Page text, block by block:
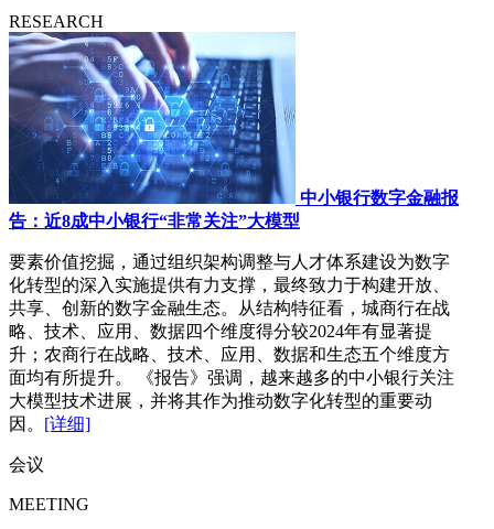
RESEARCH
中小银行数字金融报
告：近8成中小银行“非常关注”大模型
要素价值挖掘，通过组织架构调整与人才体系建设为数字
化转型的深入实施提供有力支撑，最终致力于构建开放、
共享、创新的数字金融生态。从结构特征看，城商行在战
略、技术、应用、数据四个维度得分较2024年有显著提
升；农商行在战略、技术、应用、数据和生态五个维度方
面均有所提升。 《报告》强调，越来越多的中小银行关注
大模型技术进展，并将其作为推动数字化转型的重要动
因。 [详细]
会议
MEETING